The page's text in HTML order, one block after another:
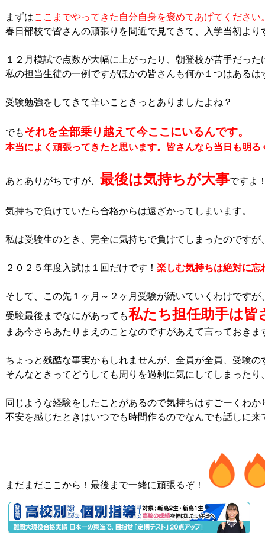
まずはここまでやってきた自分自身を褒めてあげてください
春日部校で皆さんの頑張りを間近で見てきて、入学当初よ
１２月模試で点数が大幅に上がったり、朝登校が苦手だっ
私の担当生徒の一例ですがほかの皆さんも何か１つはある
受験勉強をしてきて辛いこときっとありましたよね？
でもそれを全部乗り越えて今ここにいるんです。
本当によく頑張ってきたと思います。皆さんなら当日も明る
あとありがちですが、 最後は気持ちが大事ですよ
気持ちで負けていたら合格からは遠ざかってしまいます。
私は受験生のとき、完全に気持ちで負けてしまったのです
２０２５年度入試は１回だけです！ 楽しむ気持ちは絶対に忘
そして、この先１ヶ月～２ヶ月受験が続いていくわけですが
受験最後までなにがあっても私たち担任助手は皆
まあ今さらあたりまえのことなのですがあえて言っておきま
ちょっと残酷な事実かもしれませんが、全員が全員、受験
そんなときってどうしても周りを過剰に気にしてしまった
同じような経験をしたことがあるので気持ちはすごーくわか
不安を感じたときはいつでも時間作るのでなんでも話しに来
まだまだここから！最後まで一緒に頑張るぞ！